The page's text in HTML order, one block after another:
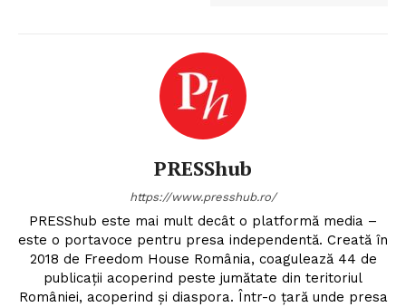
PRESShub
https://www.presshub.ro/
PRESShub este mai mult decât o platformă media –
este o portavoce pentru presa independentă. Creată în
2018 de Freedom House România, coagulează 44 de
publicații acoperind peste jumătate din teritoriul
României, acoperind și diaspora. Într-o țară unde presa